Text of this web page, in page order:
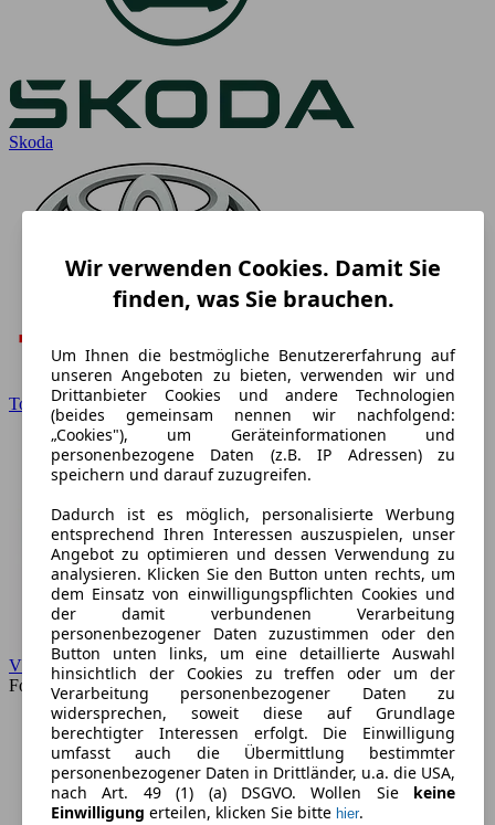
Skoda
Toyota
VW
Forum
Wir verwenden Cookies. Damit Sie
finden, was Sie brauchen.
Um Ihnen die bestmögliche Benutzererfahrung auf
unseren Angeboten zu bieten, verwenden wir und
Drittanbieter Cookies und andere Technologien
(beides gemeinsam nennen wir nachfolgend:
„Cookies"), um Geräteinformationen und
personenbezogene Daten (z.B. IP Adressen) zu
speichern und darauf zuzugreifen.
Dadurch ist es möglich, personalisierte Werbung
entsprechend Ihren Interessen auszuspielen, unser
Angebot zu optimieren und dessen Verwendung zu
analysieren. Klicken Sie den Button unten rechts, um
dem Einsatz von einwilligungspflichten Cookies und
der damit verbundenen Verarbeitung
personenbezogener Daten zuzustimmen oder den
Button unten links, um eine detaillierte Auswahl
hinsichtlich der Cookies zu treffen oder um der
Verarbeitung personenbezogener Daten zu
widersprechen, soweit diese auf Grundlage
berechtigter Interessen erfolgt. Die Einwilligung
umfasst auch die Übermittlung bestimmter
personenbezogener Daten in Drittländer, u.a. die USA,
nach Art. 49 (1) (a) DSGVO. Wollen Sie keine
Einwilligung erteilen, klicken Sie bitte hier.